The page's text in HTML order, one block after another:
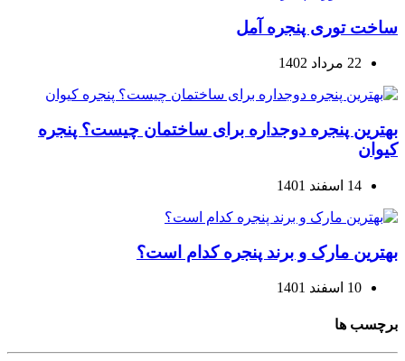
ساخت توری پنجره آمل
22 مرداد 1402
بهترین پنجره دوجداره برای ساختمان چیست؟ پنجره
کیوان
14 اسفند 1401
بهترین مارک و برند پنجره کدام است؟
10 اسفند 1401
برچسب ها